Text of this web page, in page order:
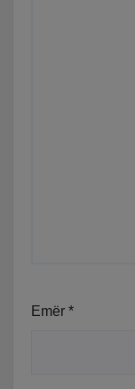
Emër *